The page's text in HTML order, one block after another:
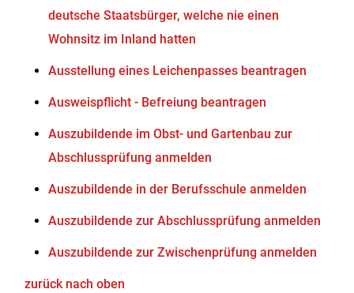
deutsche Staatsbürger, welche nie einen
Wohnsitz im Inland hatten
Ausstellung eines Leichenpasses beantragen
Ausweispflicht - Befreiung beantragen
Auszubildende im Obst- und Gartenbau zur
Abschlussprüfung anmelden
Auszubildende in der Berufsschule anmelden
Auszubildende zur Abschlussprüfung anmelden
Auszubildende zur Zwischenprüfung anmelden
zurück nach oben